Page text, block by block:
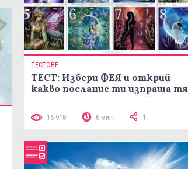
ТЕСТОВЕ
ТЕСТ: Избери ФЕЯ и открий
какво послание ти изпраща тя
16 918 6 мин 1